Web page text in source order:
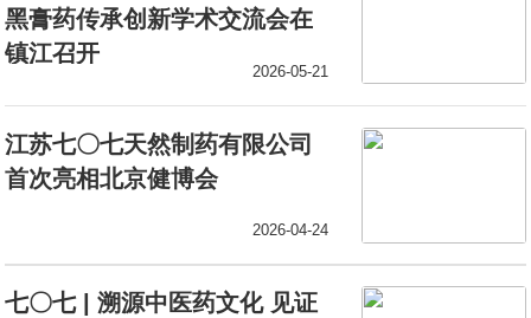
黑膏药传承创新学术交流会在
镇江召开
2026-05-21
江苏七〇七天然制药有限公司
首次亮相北京健博会
2026-04-24
七〇七 | 溯源中医药文化 见证